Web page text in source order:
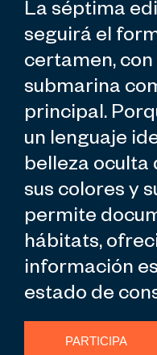
La séptima
seguirá el
certamen,
submarina
principal.
un lenguaje
belleza oculta
sus colores y
permite
hábitats,
información
estado de
PARTICIPA